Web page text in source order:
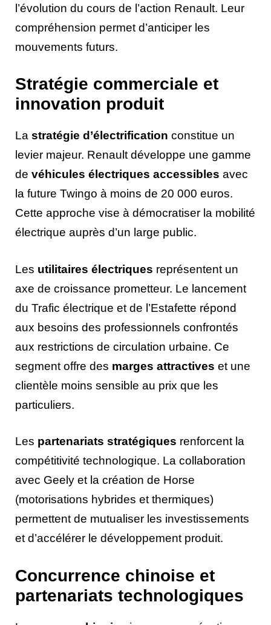
l’évolution du cours de l’action Renault. Leur
compréhension permet d’anticiper les
mouvements futurs.
Stratégie commerciale et
innovation produit
La stratégie d’électrification constitue un
levier majeur. Renault développe une gamme
de véhicules électriques accessibles avec
la future Twingo à moins de 20 000 euros.
Cette approche vise à démocratiser la mobilité
électrique auprès d’un large public.
Les utilitaires électriques représentent un
axe de croissance prometteur. Le lancement
du Trafic électrique et de l’Estafette répond
aux besoins des professionnels confrontés
aux restrictions de circulation urbaine. Ce
segment offre des marges attractives et une
clientèle moins sensible au prix que les
particuliers.
Les partenariats stratégiques renforcent la
compétitivité technologique. La collaboration
avec Geely et la création de Horse
(motorisations hybrides et thermiques)
permettent de mutualiser les investissements
et d’accélérer le développement produit.
Concurrence chinoise et
partenariats technologiques